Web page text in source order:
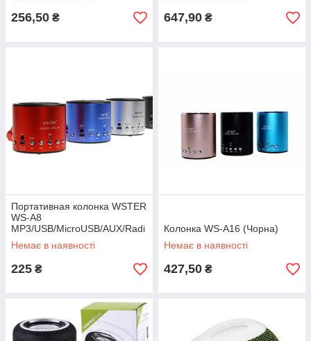
256,50 ₴ 647,90 ₴
Портативная колонка WSTER
WS-A8
MP3/USB/MicroUSB/AUX/Radi
o
Немає в наявності
225 ₴
Колонка WS-A16 (Чорна)
Немає в наявності
427,50 ₴